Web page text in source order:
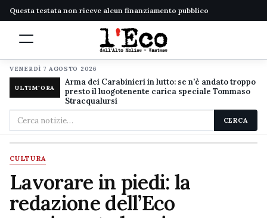
Questa testata non riceve alcun finanziamento pubblico
VENERDÌ 7 AGOSTO 2026
ULTIM'ORA
Arma dei Carabinieri in lutto: se n'è andato troppo
presto il luogotenente carica speciale Tommaso
Stracqualursi
Cerca
nel
sito
CERCA
CULTURA
Lavorare in piedi: la
redazione dell’Eco